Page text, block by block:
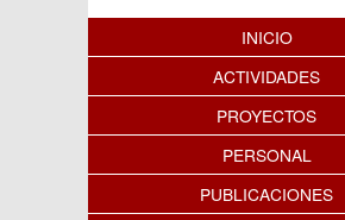
Índice de contenidos
INICIO
ACTIVIDADES
PROYECTOS
PERSONAL
PUBLICACIONES